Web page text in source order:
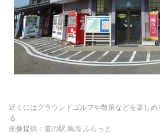
近くにはグラウンドゴルフや散策などを楽し
る
画像提供：道の駅 鳥海 ふらっと